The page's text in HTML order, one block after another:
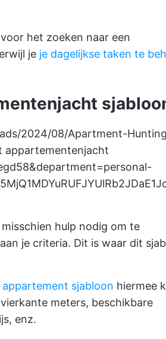
het zoeken naar een
je je dagelijkse taken te
2024/08/Apartment-
appartementenjacht
hulp nodig om te
je criteria. Dit is waar dit
sjabloon hiermee
meters, beschikbare
enz.